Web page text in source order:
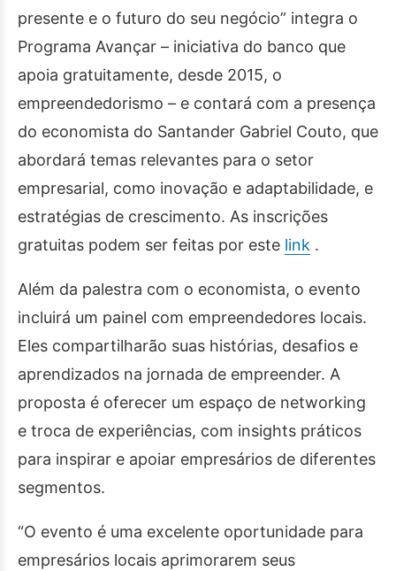
presente e o futuro do seu negócio” integra o
Programa Avançar – iniciativa do banco que
apoia gratuitamente, desde 2015, o
empreendedorismo – e contará com a presença
do economista do Santander Gabriel Couto, que
abordará temas relevantes para o setor
empresarial, como inovação e adaptabilidade, e
estratégias de crescimento. As inscrições
gratuitas podem ser feitas por este link .
Além da palestra com o economista, o evento
incluirá um painel com empreendedores locais.
Eles compartilharão suas histórias, desafios e
aprendizados na jornada de empreender. A
proposta é oferecer um espaço de networking
e troca de experiências, com insights práticos
para inspirar e apoiar empresários de diferentes
segmentos.
“O evento é uma excelente oportunidade para
empresários locais aprimorarem seus